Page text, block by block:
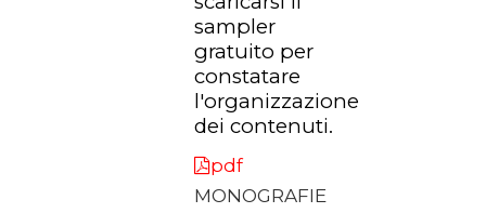
sampler
gratuito per
constatare
l'organizzazione
dei contenuti.
pdf
MONOGRAFIE